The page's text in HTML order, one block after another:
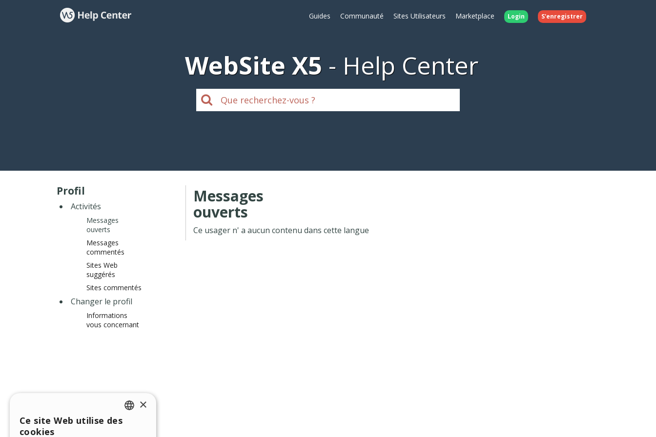
Guides Communauté Sites Utilisateurs Marketplace Login S'enregistrer
WebSite X5 Help Center
Profil
Activités
Messages
ouverts
Messages
commentés
Sites Web
suggérés
Sites commentés
Changer le profil
Informations
vous concernant
Messages
ouverts
Ce usager n' a aucun contenu dans cette langue
ENGLISH
×
Ce site Web utilise des
cookies